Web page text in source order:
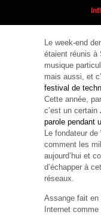
Le week-end
étaient réunis à
musique
mais aussi, et
festival de
Cette année,
c’est un certain
parole pendant
Le fondateur
comment les
aujourd’hui et
d’échapper à
réseaux.
Assange fait
Internet